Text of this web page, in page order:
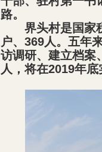
路。
界头村是国家
户、 369人。五年
访调研、建立档案
人，将在2019年底